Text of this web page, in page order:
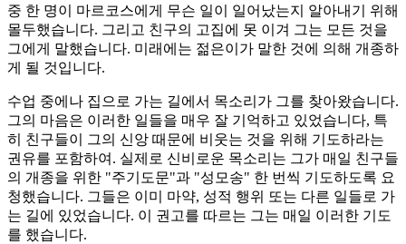
중 한 명이 마르코스에게 무슨 일이 일어났는지 알아내기 위해
몰두했습니다. 그리고 친구의 고집에 못 이겨 그는 모든 것을
그에게 말했습니다. 미래에는 젊은이가 말한 것에 의해 개종하
게 될 것입니다.
수업 중에나 집으로 가는 길에서 목소리가 그를 찾아왔습니다.
그의 마음은 이러한 일들을 매우 잘 기억하고 있었습니다, 특
히 친구들이 그의 신앙 때문에 비웃는 것을 위해 기도하라는
권유를 포함하여. 실제로 신비로운 목소리는 그가 매일 친구들
의 개종을 위한 "주기도문"과 "성모송" 한 번씩 기도하도록 요
청했습니다. 그들은 이미 마약, 성적 행위 또는 다른 일들로 가
는 길에 있었습니다. 이 권고를 따르는 그는 매일 이러한 기도
를 했습니다.